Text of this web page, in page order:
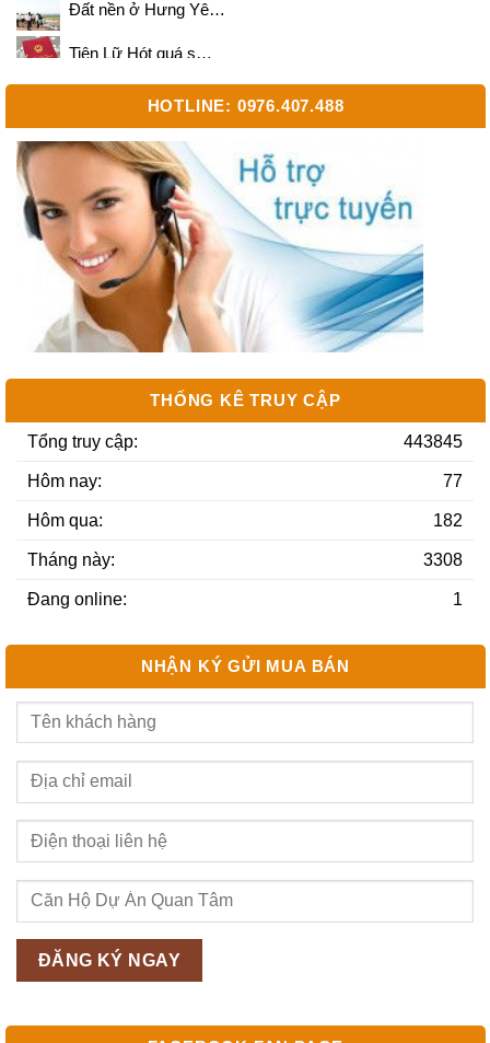
Đất nền ở Hưng Yê…
Tiên Lữ Hót quá s…
Bán 500m2 và 700m…
Cần mua đất diện …
Bán 700m2 đất 2 m…
Sắp triển khai dự…
Bán 2000m2 lô siê…
HOTLINE: 0976.407.488
THỐNG KÊ TRUY CẬP
443845
Tổng truy cập:
77
Hôm nay:
182
Hôm qua:
3308
Tháng này:
1
Đang online:
NHẬN KÝ GỬI MUA BÁN